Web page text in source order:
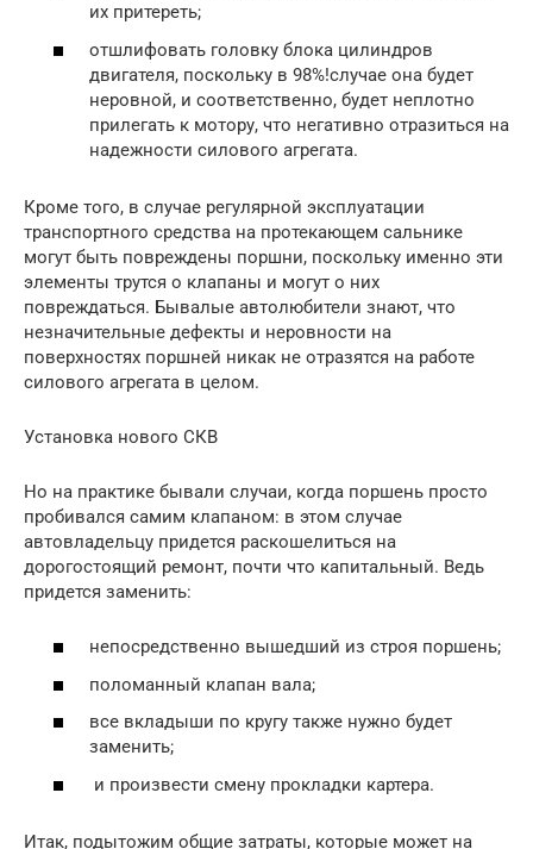
их притереть;
отшлифовать головку блока цилиндров
двигателя, поскольку в 98%!случае она будет
неровной, и соответственно, будет неплотно
прилегать к мотору, что негативно отразиться на
надежности силового агрегата.
Кроме того, в случае регулярной эксплуатации
транспортного средства на протекающем сальнике
могут быть повреждены поршни, поскольку именно эти
элементы трутся о клапаны и могут о них
повреждаться. Бывалые автолюбители знают, что
незначительные дефекты и неровности на
поверхностях поршней никак не отразятся на работе
силового агрегата в целом.
Установка нового СКВ
Но на практике бывали случаи, когда поршень просто
пробивался самим клапаном: в этом случае
автовладельцу придется раскошелиться на
дорогостоящий ремонт, почти что капитальный. Ведь
придется заменить:
непосредственно вышедший из строя поршень;
поломанный клапан вала;
все вкладыши по кругу также нужно будет
заменить;
и произвести смену прокладки картера.
Итак, подытожим общие затраты, которые может на